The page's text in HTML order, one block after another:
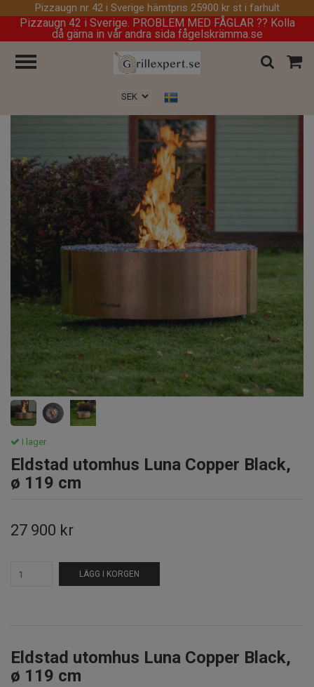
Pizzaugn nr 42 i Sverige hämtpris 25900 kr st i farhult
Pizzaugn 42 i Sverige. PROBLEM MED FÅGLAR ?? Kolla
då gärna in vår andra sida fågelskrämma.se
I lager.
Eldstad utomhus Luna Copper Black,
ø 119 cm
27 900 kr
LÄGG I KORGEN
Eldstad utomhus Luna Copper Black,
ø 119 cm